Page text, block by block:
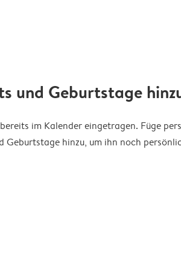
und Geburtstage
im Kalender eingetragen. Füge
Geburtstage hinzu, um ihn noch